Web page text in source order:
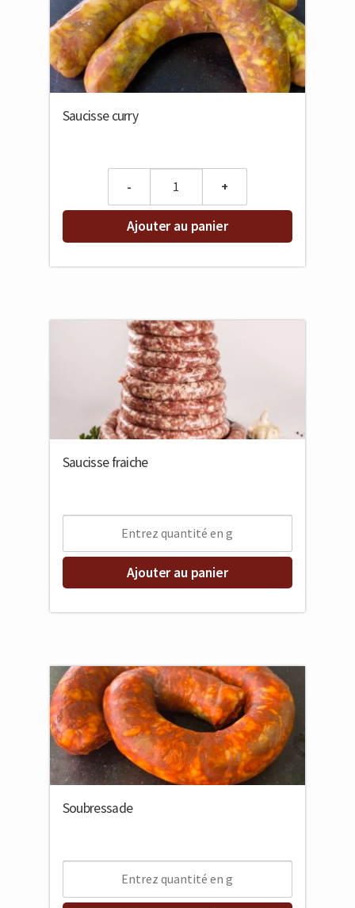
Saucisse curry
Ajouter au panier
Saucisse fraiche
Ajouter au panier
Soubressade